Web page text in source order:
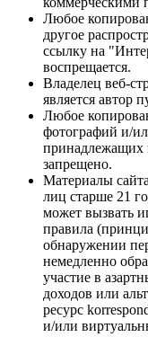
Любое
другое
ссылку на
воспрещается.
Владелец веб-
является автор
Любое
фотографий и/
принадлежащих
запрещено.
Материалы
лиц старше 21
может вызвать
правила
обнаружении
немедленно
участие в
доходов или
ресурс
и/или